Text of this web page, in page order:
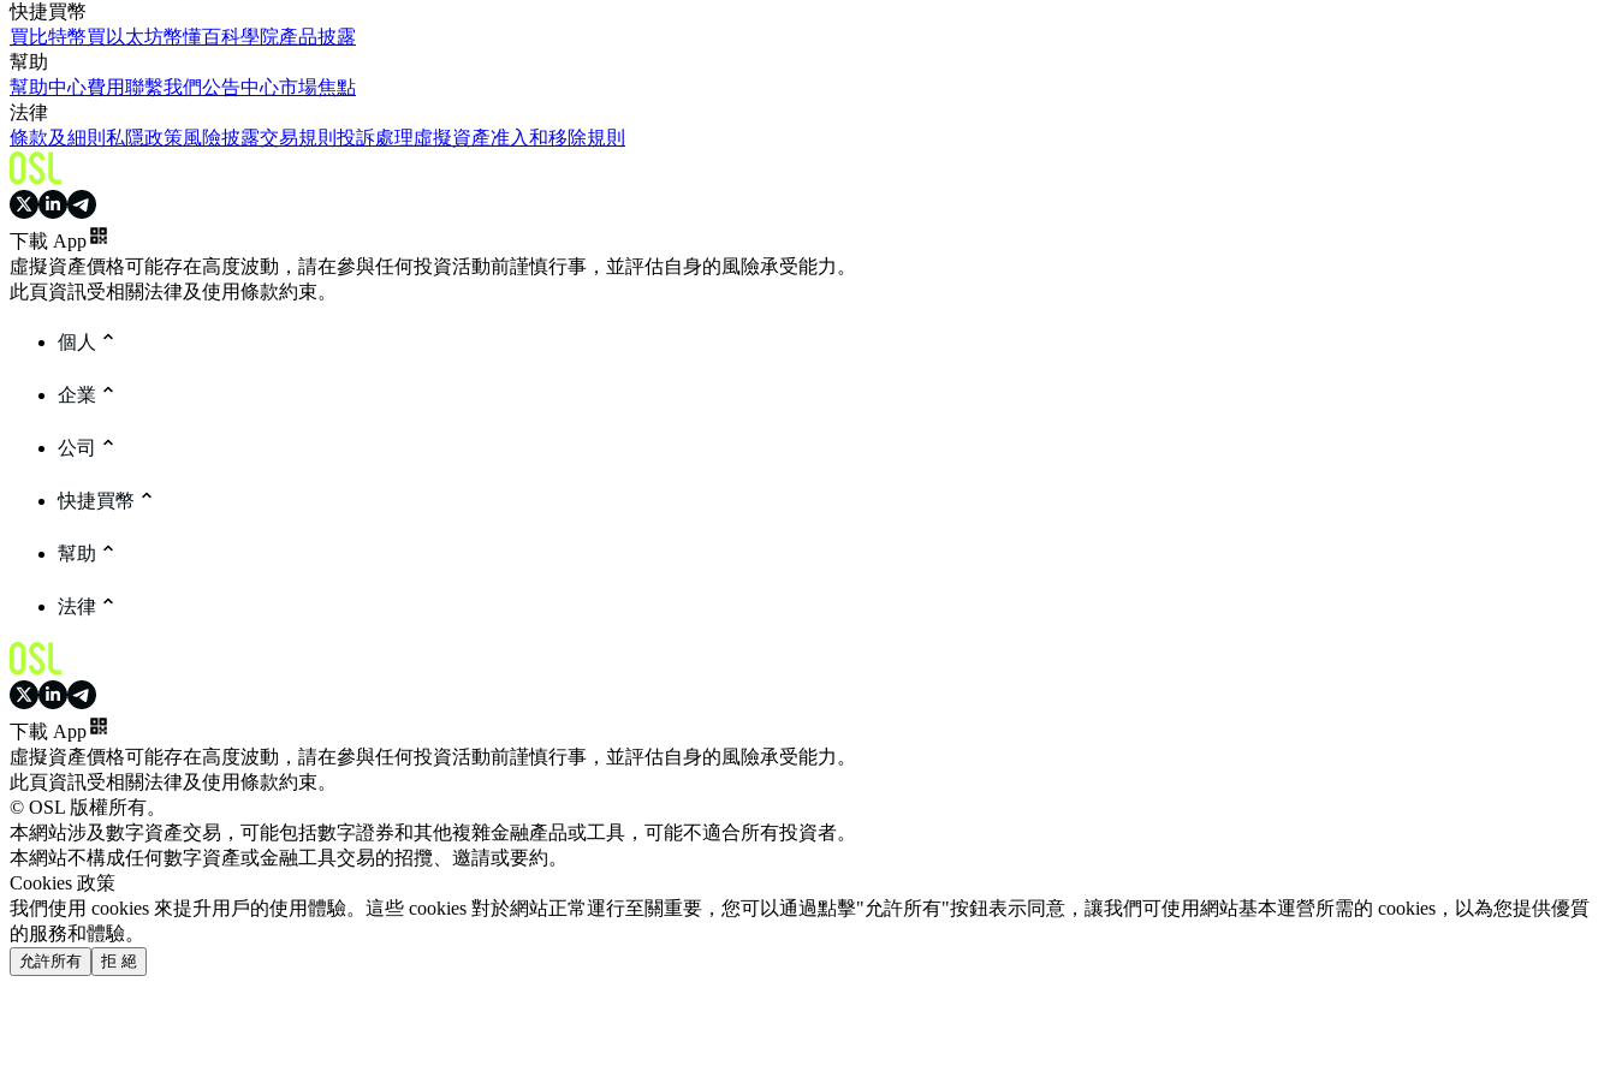
快捷買幣
買比特幣買以太坊幣懂百科學院產品披露
幫助
幫助中心費用聯繫我們公告中心市場焦點
法律
條款及細則 私隱政策風險披露交易規則 投訴處理虛擬資產准入和移除規則
下載 App
虛擬資產價格可能存在高度波動，請在參與任何投資活動前謹慎行事，並評估自身的風險承受能力。
此頁資訊受相關法律及使用條款約束。
個人
企業
公司
快捷買幣
幫助
法律
下載 App
虛擬資產價格可能存在高度波動，請在參與任何投資活動前謹慎行事，並評估自身的風險承受能力。
此頁資訊受相關法律及使用條款約束。
© OSL 版權所有。
本網站涉及數字資產交易，可能包括數字證券和其他複雜金融產品或工具，可能不適合所有投資者。
本網站不構成任何數字資產或金融工具交易的招攬、邀請或要約。
Cookies 政策
我們使用 cookies 來提升用戶的使用體驗。這些 cookies 對於網站正常運行至關重要，您可以通過點擊"允許所有"按鈕表示同意，讓我們可使用網站基本運營所需的 cookies，以為您提供優質
的服務和體驗。
允許所有 拒 絕